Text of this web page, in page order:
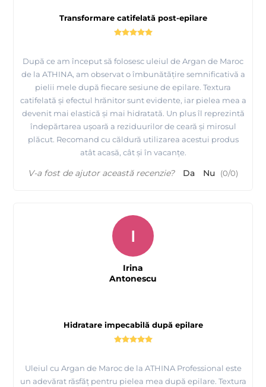
Transformare catifelată post-epilare
După ce am început să folosesc uleiul de Argan de Maroc
de la ATHINA, am observat o îmbunătățire semnificativă a
pielii mele după fiecare sesiune de epilare. Textura
catifelată și efectul hrănitor sunt evidente, iar pielea mea a
devenit mai elastică și mai hidratată. Un plus îl reprezintă
îndepărtarea ușoară a reziduurilor de ceară și mirosul
plăcut. Recomand cu căldură utilizarea acestui produs
atât acasă, cât și în vacanțe.
V-a fost de ajutor această recenzie? Da Nu (0/0)
Hidratare impecabilă după epilare
Uleiul cu Argan de Maroc de la ATHINA Professional este
un adevărat răsfăț pentru pielea mea după epilare. Textura
I
Irina
Antonescu